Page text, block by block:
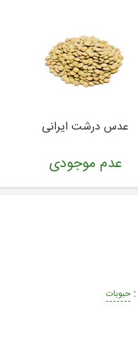
عدس درشت ایرانی
عدم موجودی
: حبوبات